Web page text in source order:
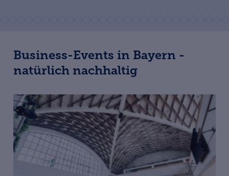
Business-Events in Bayern -
natürlich nachhaltig